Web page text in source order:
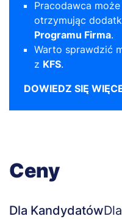
Pracodawca
otrzymując
Programu Firma.
Warto sprawdzić
z KFS.
DOWIEDZ SIĘ
Ceny
Dla Kandydatów